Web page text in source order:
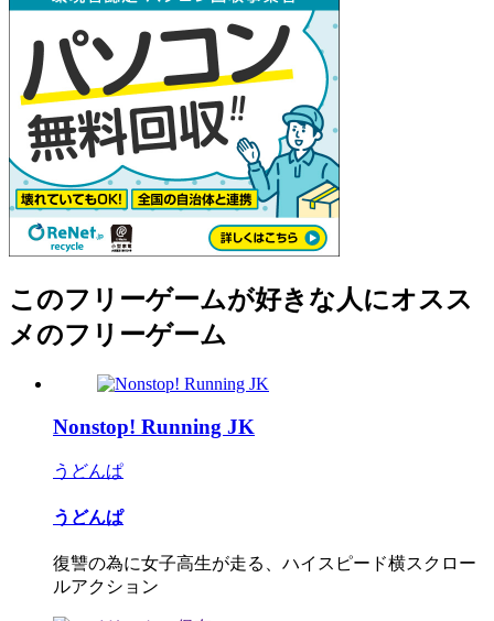
このフリーゲームが好きな人にオスス
メのフリーゲーム
Nonstop! Running JK
うどんぱ
うどんぱ
復讐の為に女子高生が走る、ハイスピード横スクロー
ルアクション